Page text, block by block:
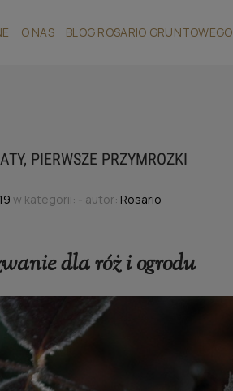
O NAS BLOG ROSARIO GRUNTOWEGO
PIERWSZE PRZYMROZKI
w kategorii: - autor: Rosario
dla róż i ogrodu